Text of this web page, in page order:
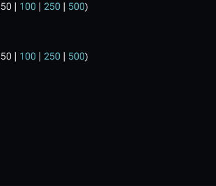
50 | 100 | 250 | 500)
50 | 100 | 250 | 500)